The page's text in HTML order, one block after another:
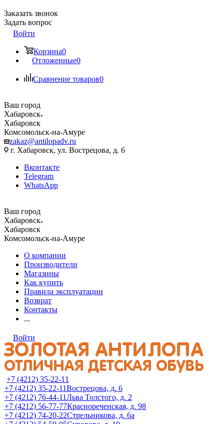
Заказать звонок
Задать вопрос
Войти
Корзина0
Отложенные0
Сравнение товаров0
Ваш город
Хабаровск
Хабаровск
Комсомольск-на-Амуре
zakaz@antilopadv.ru
г. Хабаровск, ул. Вострецова, д. 6
Вконтакте
Telegram
WhatsApp
Ваш город
Хабаровск
Хабаровск
Комсомольск-на-Амуре
О компании
Производители
Магазины
Как купить
Правила эксплуатации
Возврат
Контакты
...
Войти
+7 (4212) 35-22-11
+7 (4212) 35-22-11Вострецова, д. 6
+7 (4212) 76-44-11Льва Толстого, д. 2
+7 (4212) 56-77-77Краснореченская, д. 98
+7 (4212) 74-20-22Стрельникова, д. 6а